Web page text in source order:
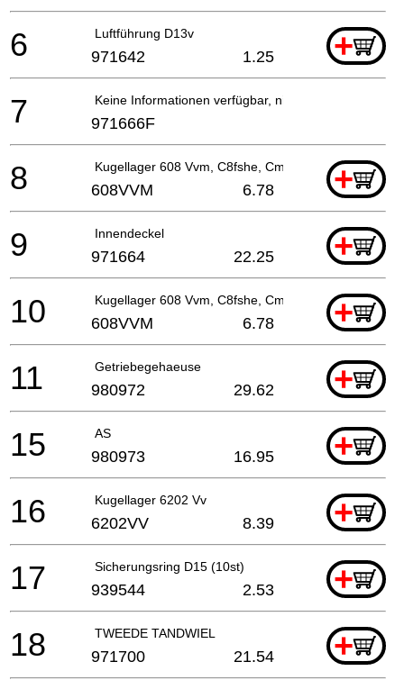
Luftführung D13v +
6 971642 1.25
Keine Informationen verfügbar, nicht bestellbar
7 971666F
Kugellager 608 Vvm, C8fshe, Cm5sb, C8fse, H41mb
+
8 608VVM 6.78
Innendeckel +
9 971664 22.25
Kugellager 608 Vvm, C8fshe, Cm5sb, C8fse, H41mb
+
10 608VVM 6.78
Getriebegehaeuse +
11 980972 29.62
AS +
15 980973 16.95
Kugellager 6202 Vv +
16 6202VV 8.39
Sicherungsring D15 (10st) +
17 939544 2.53
TWEEDE TANDWIEL +
18 971700 21.54